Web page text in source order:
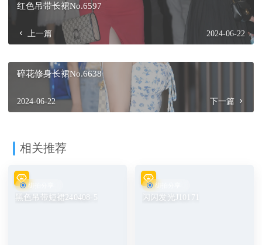
红色吊带长裙No.6597
上一篇 2024-06-22
碎花修身长裙No.6638
2024-06-22 下一篇
相关推荐
街拍分享
黑色吊带短裙240408-5
街拍分享
闪闪发光J10171